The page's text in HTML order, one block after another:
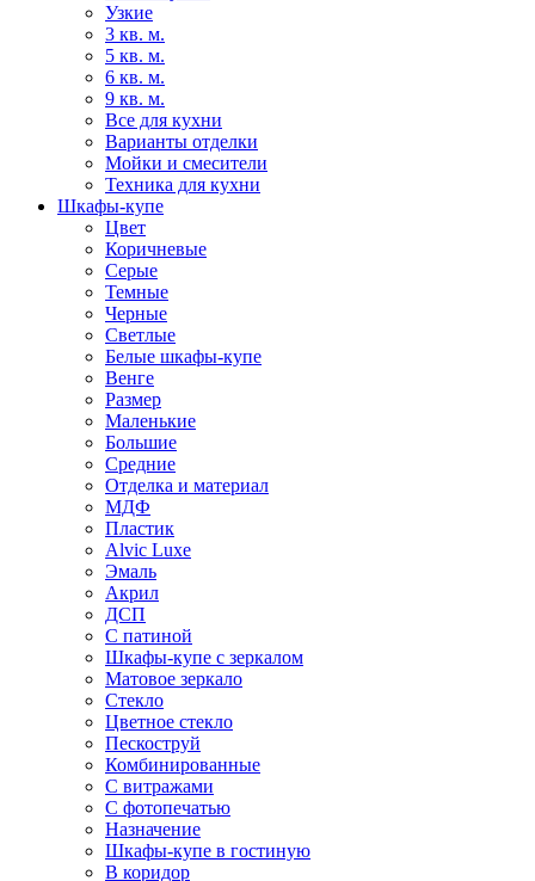
Узкие
3 кв. м.
5 кв. м.
6 кв. м.
9 кв. м.
Все для кухни
Варианты отделки
Мойки и смесители
Техника для кухни
Шкафы-купе
Цвет
Коричневые
Серые
Темные
Черные
Светлые
Белые шкафы-купе
Венге
Размер
Маленькие
Большие
Средние
Отделка и материал
МДФ
Пластик
Alvic Luxe
Эмаль
Акрил
ДСП
С патиной
Шкафы-купе с зеркалом
Матовое зеркало
Стекло
Цветное стекло
Пескоструй
Комбинированные
С витражами
С фотопечатью
Назначение
Шкафы-купе в гостиную
В коридор